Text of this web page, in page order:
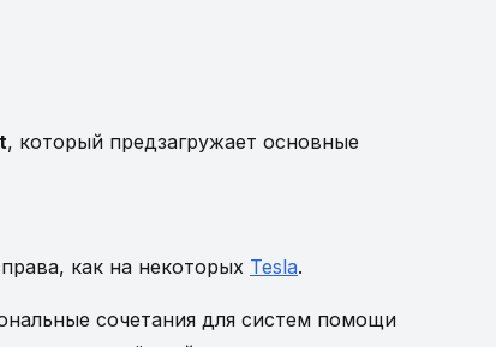
, который предзагружает основные
как на некоторых Tesla.
сочетания для систем помощи